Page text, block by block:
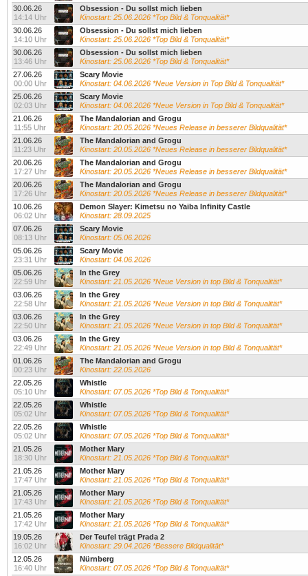
30.06.26
14:14 Uhr
Obsession - Du sollst mich lieben
Kinostart: 25.06.2026 *Top Bild & Tonqualität*
30.06.26
14:10 Uhr
Obsession - Du sollst mich lieben
Kinostart: 25.06.2026 *Top Bild & Tonqualität*
30.06.26
13:46 Uhr
Obsession - Du sollst mich lieben
Kinostart: 25.06.2026 *Top Bild & Tonqualität*
27.06.26
00:00 Uhr
Scary Movie
Kinostart: 04.06.2026 *Neue Version in Top Bild & Tonqualität*
25.06.26
02:03 Uhr
Scary Movie
Kinostart: 04.06.2026 *Neue Version in Top Bild & Tonqualität*
21.06.26
11:55 Uhr
The Mandalorian and Grogu
Kinostart: 20.05.2026 *Neues Release in besserer Bildqualität*
21.06.26
11:23 Uhr
The Mandalorian and Grogu
Kinostart: 20.05.2026 *Neues Release in besserer Bildqualität*
20.06.26
17:27 Uhr
The Mandalorian and Grogu
Kinostart: 20.05.2026 *Neues Release in besserer Bildqualität*
20.06.26
17:26 Uhr
The Mandalorian and Grogu
Kinostart: 20.05.2026 *Neues Release in besserer Bildqualität*
10.06.26
06:02 Uhr
Demon Slayer: Kimetsu no Yaiba Infinity Castle
Kinostart: 28.09.2025
07.06.26
08:13 Uhr
Scary Movie
Kinostart: 05.06.2026
05.06.26
23:31 Uhr
Scary Movie
Kinostart: 04.06.2026
05.06.26
22:59 Uhr
In the Grey
Kinostart: 21.05.2026 *Neue Version in top Bild & Tonqualität*
03.06.26
22:58 Uhr
In the Grey
Kinostart: 21.05.2026 *Neue Version in top Bild & Tonqualität*
03.06.26
22:50 Uhr
In the Grey
Kinostart: 21.05.2026 *Neue Version in top Bild & Tonqualität*
03.06.26
22:49 Uhr
In the Grey
Kinostart: 21.05.2026 *Neue Version in top Bild & Tonqualität*
01.06.26
00:23 Uhr
The Mandalorian and Grogu
Kinostart: 22.05.2026
22.05.26
05:10 Uhr
Whistle
Kinostart: 07.05.2026 *Top Bild & Tonqualität*
22.05.26
05:02 Uhr
Whistle
Kinostart: 07.05.2026 *Top Bild & Tonqualität*
22.05.26
05:02 Uhr
Whistle
Kinostart: 07.05.2026 *Top Bild & Tonqualität*
21.05.26
18:30 Uhr
Mother Mary
Kinostart: 21.05.2026 *Top Bild & Tonqualität*
21.05.26
17:47 Uhr
Mother Mary
Kinostart: 21.05.2026 *Top Bild & Tonqualität*
21.05.26
17:43 Uhr
Mother Mary
Kinostart: 21.05.2026 *Top Bild & Tonqualität*
21.05.26
17:42 Uhr
Mother Mary
Kinostart: 21.05.2026 *Top Bild & Tonqualität*
19.05.26
16:02 Uhr
Der Teufel trägt Prada 2
Kinostart: 29.04.2026 *Bessere Bildqualität*
12.05.26
16:40 Uhr
Nürnberg
Kinostart: 07.05.2026 *Top Bild & Tonqualität*